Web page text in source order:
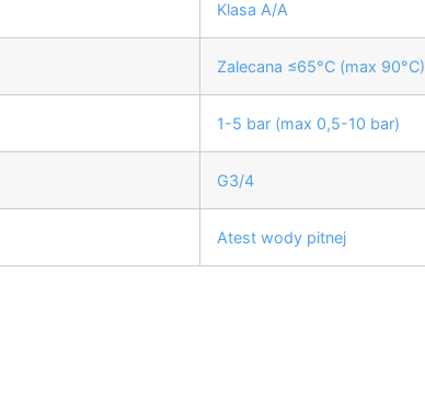
Klasa A/A
Zalecana ≤65°C (max 90°C)
1-5 bar (max 0,5-10 bar)
G3/4
Atest wody pitnej